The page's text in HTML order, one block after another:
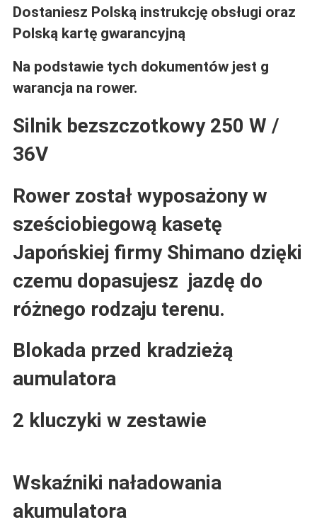
Dostaniesz Polską instrukcję obsługi oraz
Polską kartę gwarancyjną
Na podstawie tych dokumentów jest g
warancja na rower.
Silnik bezszczotkowy 250 W /
36V
Rower został wyposażony w
sześciobiegową kasetę
Japońskiej firmy Shimano dzięki
czemu dopasujesz jazdę do
różnego rodzaju terenu.
Blokada przed kradzieżą
aumulatora
2 kluczyki w zestawie
Wskaźniki naładowania
akumulatora